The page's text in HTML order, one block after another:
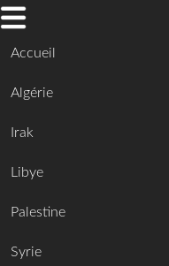
Accueil
Algérie
Irak
Libye
Palestine
Syrie